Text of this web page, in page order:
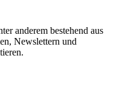
anderem bestehend aus
Newslettern und